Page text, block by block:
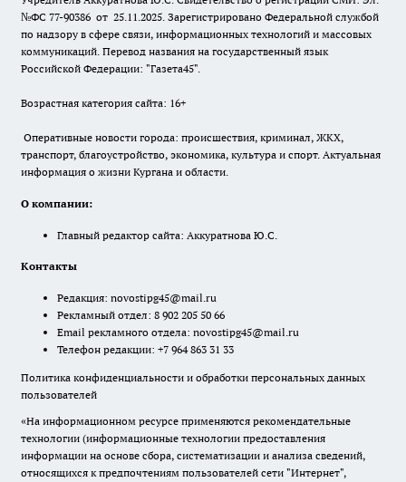
№ФС 77-90386 от 25.11.2025. Зарегистрировано Федеральной службой
по надзору в сфере связи, информационных технологий и массовых
коммуникаций. Перевод названия на государственный язык
Российской Федерации: "Газета45".
Возрастная категория сайта: 16+
Оперативные новости города: происшествия, криминал, ЖКХ,
транспорт, благоустройство, экономика, культура и спорт. Актуальная
информация о жизни Кургана и области.
О компании:
Главный редактор сайта: Аккуратнова Ю.С.
Контакты
Редакция: novostipg45@mail.ru
Рекламный отдел: 8 902 205 50 66
Email рекламного отдела: novostipg45@mail.ru
Телефон редакции: +7 964 863 31 33
Политика конфиденциальности и обработки персональных данных
пользователей
«На информационном ресурсе применяются рекомендательные
технологии (информационные технологии предоставления
информации на основе сбора, систематизации и анализа сведений,
относящихся к предпочтениям пользователей сети "Интернет",